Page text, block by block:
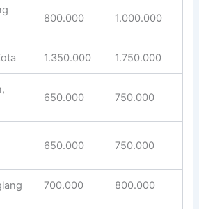
800.000 1.000.000
1.350.000 1.750.000
650.000 750.000
650.000 750.000
700.000 800.000